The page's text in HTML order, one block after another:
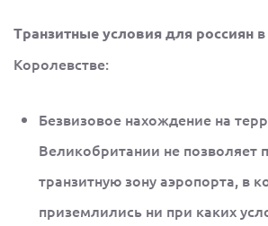
Транзитные условия для россиян
Королевстве:
Безвизовое нахождение на
Великобритании не позволяет
транзитную зону аэропорта, в
приземлились ни при каких